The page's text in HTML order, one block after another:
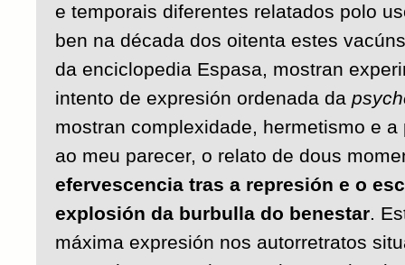
e temporais diferentes relatados polo
ben na década dos oitenta estes
da enciclopedia Espasa, mostran
intento de expresión ordenada da
mostran complexidade, hermetismo e
ao meu parecer, o relato de dous
efervescencia tras a represión e o
explosión da burbulla do benestar.
máxima expresión nos autorretratos